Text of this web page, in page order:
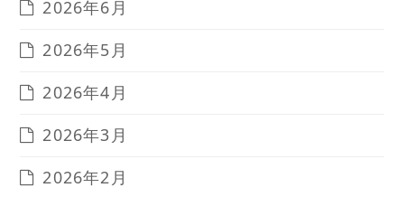
2026年6月
2026年5月
2026年4月
2026年3月
2026年2月